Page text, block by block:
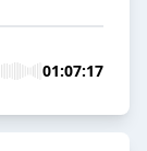
01:07:17